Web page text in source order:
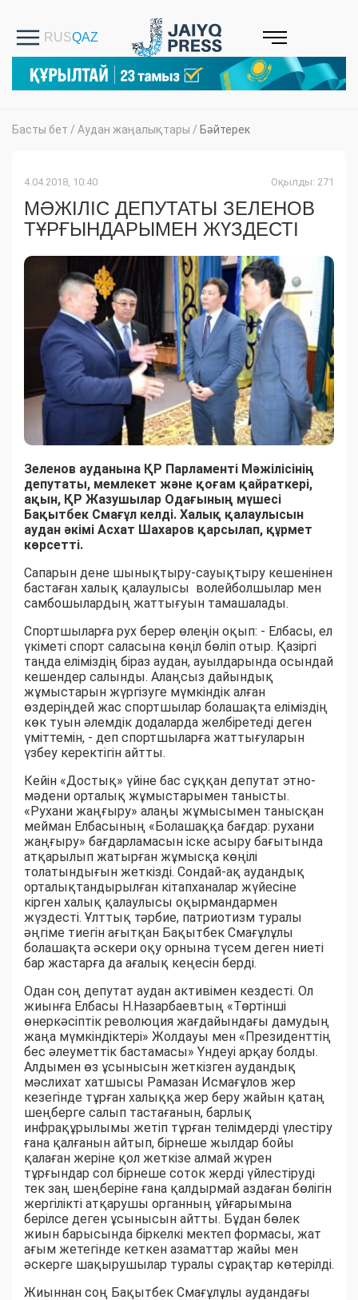
Басты бет / Аудан жаңалықтары / Бәйтерек
4.04.2018, 10:40 Оқылды: 271
МӘЖІЛІС ДЕПУТАТЫ ЗЕЛЕНОВ
ТҰРҒЫНДАРЫМЕН ЖҮЗДЕСТІ
Зеленов ауданына ҚР Парламенті Мәжілісінің
депутаты, мемлекет және қоғам қайраткері,
ақын, ҚР Жазушылар Одағының мүшесі
Бақытбек Смағұл келді. Халық қалаулысын
аудан әкімі Асхат Шахаров қарсылап, құрмет
көрсетті.
Сапарын дене шынықтыру-сауықтыру кешенінен
бастаған халық қалаулысы волейболшылар мен
самбошылардың жаттығуын тамашалады.
Спортшыларға рух берер өлеңін оқып: - Елбасы, ел
үкіметі спорт саласына көңіл бөліп отыр. Қазіргі
таңда еліміздің біраз аудан, ауылдарында осындай
кешендер салынды. Алаңсыз дайындық
жұмыстарын жүргізуге мүмкіндік алған
өздеріңдей жас спортшылар болашақта еліміздің
көк туын әлемдік додаларда желбіретеді деген
үміттемін, - деп спортшыларға жаттығуларын
үзбеу керектігін айтты.
Кейін «Достық» үйіне бас сұққан депутат этно-
мәдени орталық жұмыстарымен танысты.
«Рухани жаңғыру» алаңы жұмысымен танысқан
мейман Елбасының «Болашаққа бағдар: рухани
жаңғыру» бағдарламасын іске асыру бағытында
атқарылып жатырған жұмысқа көңілі
толатындығын жеткізді. Сондай-ақ аудандық
орталықтандырылған кітапханалар жүйесіне
кірген халық қалаулысы оқырмандармен
жүздесті. Ұлттық тәрбие, патриотизм туралы
әңгіме тиегін ағытқан Бақытбек Смағұлұлы
болашақта әскери оқу орнына түсем деген ниеті
бар жастарға да ағалық кеңесін берді.
Одан соң депутат аудан активімен кездесті. Ол
жиынға Елбасы Н.Назарбаевтың «Төртінші
өнеркәсіптік революция жағдайындағы дамудың
жаңа мүмкіндіктері» Жолдауы мен «Президенттің
бес әлеуметтік бастамасы» Үндеуі арқау болды.
Алдымен өз ұсынысын жеткізген аудандық
мәслихат хатшысы Рамазан Исмағұлов жер
кезегінде тұрған халыққа жер беру жайын қатаң
шеңберге салып тастағанын, барлық
инфрақұрылымы жетіп тұрған телімдерді үлестіру
ғана қалғанын айтып, бірнеше жылдар бойы
қалаған жеріне қол жеткізе алмай жүрен
тұрғындар сол бірнеше соток жерді үйлестіруді
тек заң шеңберіне ғана қалдырмай аздаған бөлігін
жергілікті атқарушы органның ұйғарымына
берілсе деген ұсынысын айтты. Бұдан бөлек
жиын барысында біркелкі мектеп формасы, жат
ағым жетегінде кеткен азаматтар жайы мен
әскерге шақырушылар туралы сұрақтар көтерілді.
Жиыннан соң Бақытбек Смағұлұлы аудандағы